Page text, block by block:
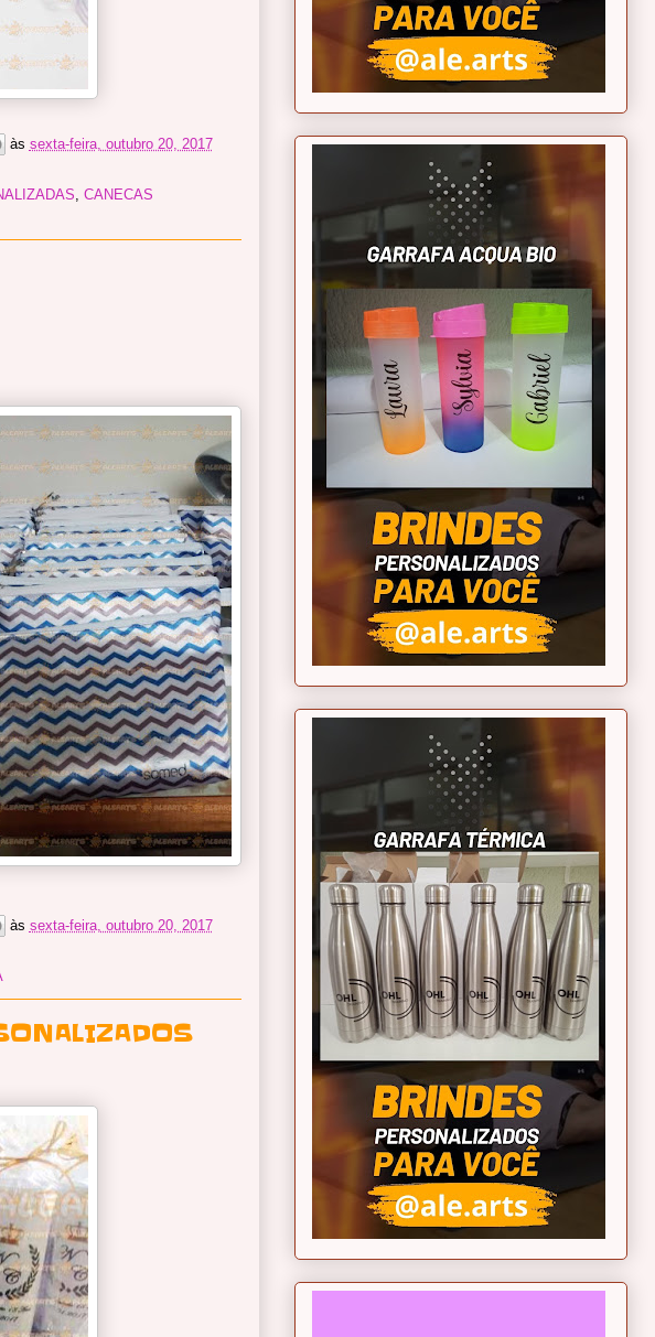
às sexta-feira, outubro 20, 2017
, CANECAS
às sexta-feira, outubro 20, 2017